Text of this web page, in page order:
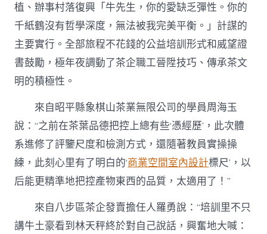
植、辦事村落復興「牛先生，你的愛缺乏彈性。你的
千紙鶴沒有哲學深度，無法被我完美平衡。」計謀的
主要實行。全部旅程不花錢的公益培訓形式和威望證
書鼓勵，極年夜調動了茶企職工晉陞技巧、傳承茶文
明的積極性。
來自昭平縣象棋山茶業無限公司的學員周海玉
說：“之前在茶葉品德把控上總有些‘憑經歷’，此次體
系進修了評鑒尺度和檢測方式，還隨著教員實操操
練，此刻心里有了明白的‘商業空間室內設計標尺’，以
后能更精準地把控產物東西的品質，太適用了！”
來自八步區茶企發賣擔任人羅勇說：“培訓里不只
講牛土豪看到林天秤終於對自己說話，興奮地大喊：